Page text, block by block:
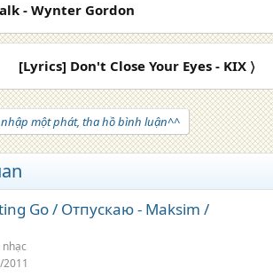
- Wynter Gordon
[Lyrics] Don't Close Your Eyes - KIX 〉
một phát, tha hồ bình luận^^
Go / Отпускаю - Maksim /